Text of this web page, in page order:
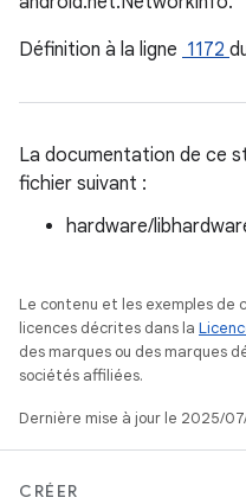
Définition à la ligne 1172
La documentation de ce
fichier suivant :
hardware/
Le contenu et les exemples de
licences décrites dans la
des marques ou des marques
sociétés affiliées.
Dernière mise à jour le 2025/
CRÉER